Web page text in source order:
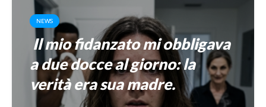
NEWS
Il mio fidanzato mi obbligava
a due docce al giorno: la
verità era sua madre.